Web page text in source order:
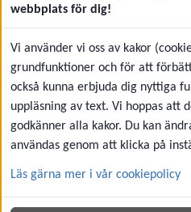
webbplats för dig!
Vi använder vi oss av kakor
grundfunktioner och för att
också kunna erbjuda dig nyttiga
uppläsning av text. Vi hoppas att
godkänner alla kakor. Du kan
användas genom att klicka på
Läs gärna mer i vår cookiepolicy